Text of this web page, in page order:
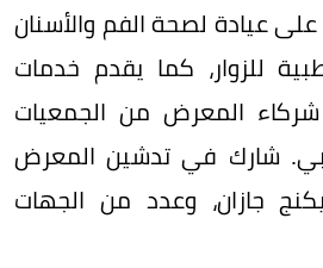
عيادة لصحة الفم والأسنان
للزوار، كما يقدم خدمات
المعرض من الجمعيات
شارك في تدشين المعرض
جازان، وعدد من الجهات